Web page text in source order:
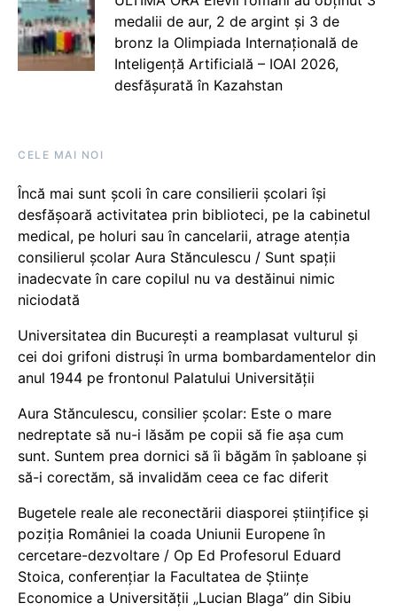
medalii de aur, 2 de argint și 3 de
bronz la Olimpiada Internațională de
Inteligență Artificială – IOAI 2026,
desfășurată în Kazahstan
CELE MAI NOI
Încă mai sunt școli în care consilierii școlari își
desfășoară activitatea prin biblioteci, pe la cabinetul
medical, pe holuri sau în cancelarii, atrage atenția
consilierul școlar Aura Stănculescu / Sunt spații
inadecvate în care copilul nu va destăinui nimic
niciodată
Universitatea din București a reamplasat vulturul și
cei doi grifoni distruși în urma bombardamentelor din
anul 1944 pe frontonul Palatului Universității
Aura Stănculescu, consilier școlar: Este o mare
nedreptate să nu-i lăsăm pe copii să fie așa cum
sunt. Suntem prea dornici să îi băgăm în șabloane și
să-i corectăm, să invalidăm ceea ce fac diferit
Bugetele reale ale reconectării diasporei științifice și
poziția României la coada Uniunii Europene în
cercetare-dezvoltare / Op Ed Profesorul Eduard
Stoica, conferențiar la Facultatea de Științe
Economice a Universității „Lucian Blaga” din Sibiu